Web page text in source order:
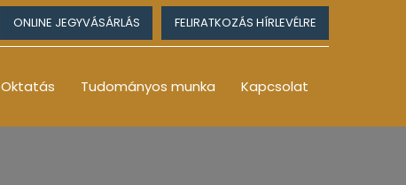
ONLINE JEGYVÁSÁRLÁS FELIRATKOZÁS HÍRLEVÉLRE
Oktatás Tudományos munka Kapcsolat